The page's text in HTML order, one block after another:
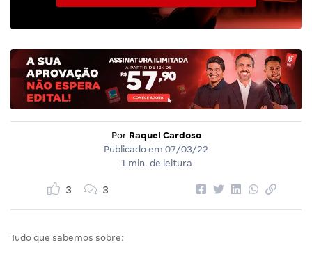
Por Raquel Cardoso
Publicado em 07/03/22
1 min. de leitura
3 3
Tudo que sabemos sobre: